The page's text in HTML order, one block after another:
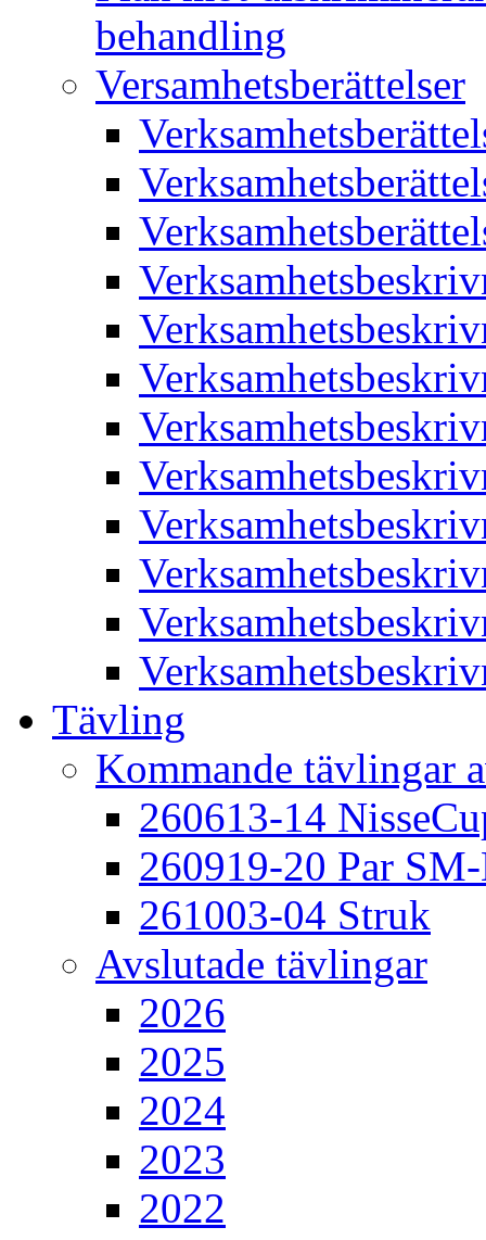
behandling
Versamhetsberättelser
Tävling
Kommande tävlingar
260613-14
260919-20 Par
261003-04 Struk
Avslutade tävlingar
2026
2025
2024
2023
2022